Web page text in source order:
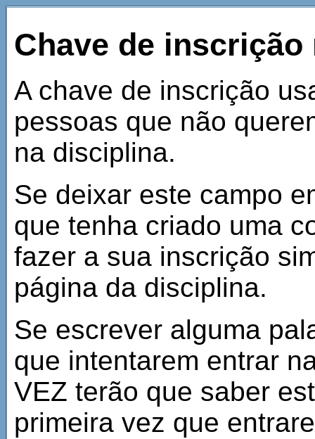
Chave de
A chave de inscrição
pessoas que não
na disciplina.
Se deixar este campo
que tenha criado uma
fazer a sua inscrição
página da disciplina.
Se escrever alguma
que intentarem entrar
VEZ terão que saber
primeira vez que